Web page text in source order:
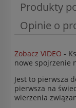
Produkty
Opinie o
Zobacz VIDEO -
nowe spojrzenie
Jest to pierwsza
pierwsza na
wierzenia